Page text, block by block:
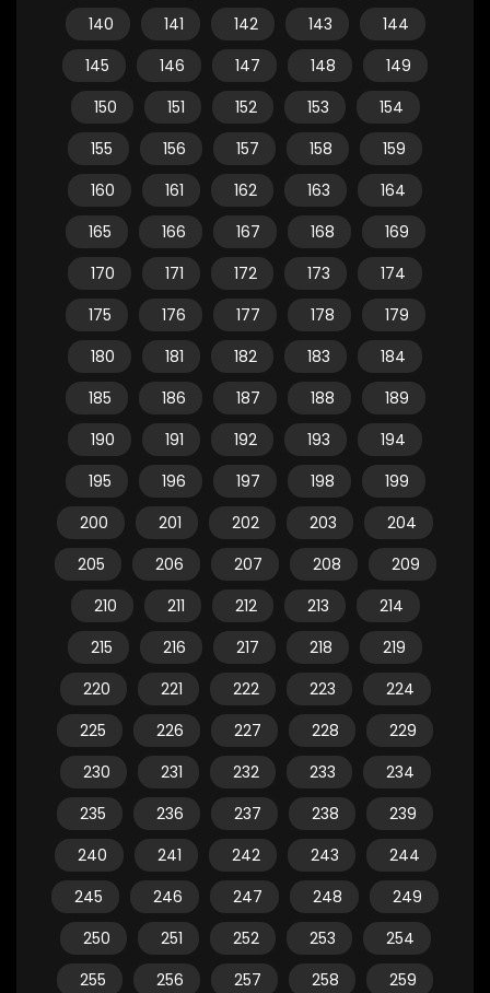
140
141 142 143
144
145
146 147 148
149
150
151 152 153
154
155
156 157 158
159
160
161 162 163
164
165
166 167 168
169
170
171 172 173
174
175
176 177 178
179
180
181 182 183
184
185
186 187 188
189
190
191 192 193
194
195
196 197 198
199
200
201 202 203
204
205
206 207 208
209
210
211 212 213
214
215
216 217 218
219
220
221 222 223
224
225
226 227 228
229
230
231 232 233
234
235
236 237 238
239
240
241 242 243
244
245
246 247 248
249
250
251 252 253
254
255
256 257 258
259